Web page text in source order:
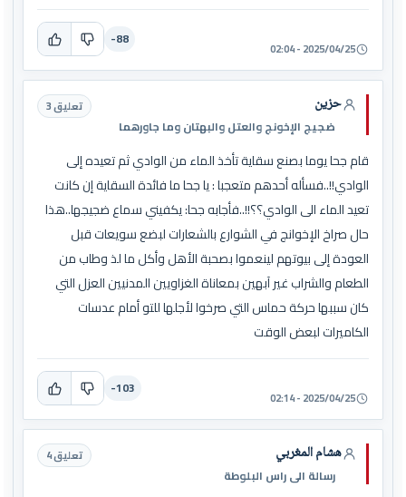
2025/04/25 - 02:04
-88
حزين
ضجيج الإخونج والعتل والبهتان وما جاورهما
تعليق 3
قام جحا يوما بصنع سقاية تأخذ الماء من الوادي ثم تعيده إلى
الوادي!!..فسأله أحدهم متعجبا : يا جحا ما فائدة السقاية إن كانت
تعيد الماء الى الوادي؟؟!!..فأجابه جحا: يكفيني سماع ضجيجها..هذا
حال صراخ الإخوانج في الشوارع بالشعارات لبضع سويعات قبل
العودة إلى بيوتهم لينعموا بصحبة الأهل وأكل ما لذ وطاب من
الطعام والشراب غير آبهين بمعاناة الغزاويين المدنيين العزل التي
كان سببها حركة حماس التي صرخوا لأجلها للتو أمام عدسات
الكاميرات لبعض الوقت
2025/04/25 - 02:14
-103
هشام المغربي
رسالة الى راس البلوطة
تعليق 4